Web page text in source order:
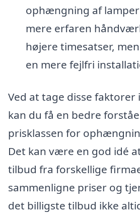
ophængning af lamper
mere erfaren
højere timesatser,
en mere fejlfri
Ved at tage disse
kan du få en bedre
prisklassen for
Det kan være en god idé
tilbud fra forskellige
sammenligne priser og
det billigste tilbud ikke